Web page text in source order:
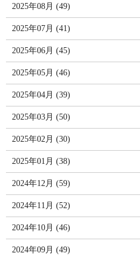
2025年08月 (49)
2025年07月 (41)
2025年06月 (45)
2025年05月 (46)
2025年04月 (39)
2025年03月 (50)
2025年02月 (30)
2025年01月 (38)
2024年12月 (59)
2024年11月 (52)
2024年10月 (46)
2024年09月 (49)